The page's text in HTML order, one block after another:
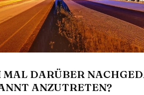
MAL DARÜBER
ANZUTRETEN?